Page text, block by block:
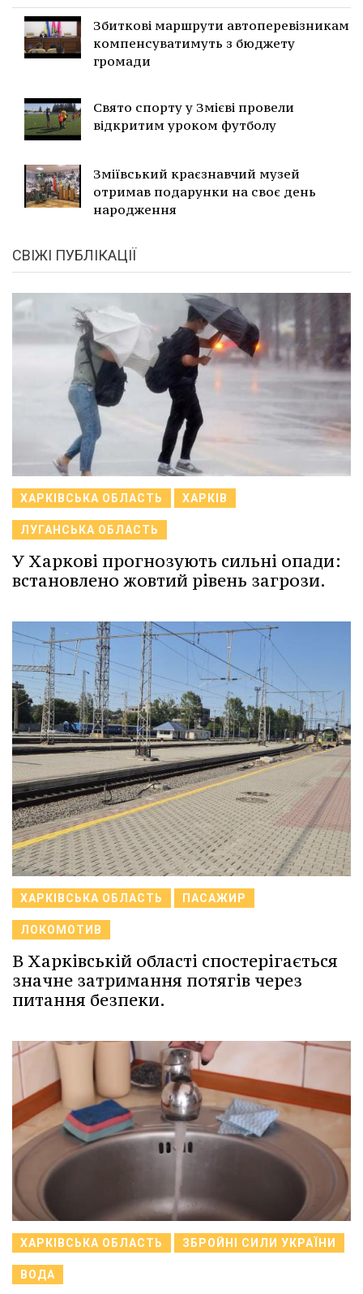
Збиткові маршрути автоперевізникам
компенсуватимуть з бюджету
громади
Свято спорту у Змієві провели
відкритим уроком футболу
Зміївський краєзнавчий музей
отримав подарунки на своє день
народження
СВІЖІ ПУБЛІКАЦІЇ
ХАРКІВСЬКА ОБЛАСТЬ ХАРКІВ
ЛУГАНСЬКА ОБЛАСТЬ
У Харкові прогнозують сильні опади:
встановлено жовтий рівень загрози.
ХАРКІВСЬКА ОБЛАСТЬ ПАСАЖИР
ЛОКОМОТИВ
В Харківській області спостерігається
значне затримання потягів через
питання безпеки.
ХАРКІВСЬКА ОБЛАСТЬ ЗБРОЙНІ СИЛИ УКРАЇНИ
ВОДА